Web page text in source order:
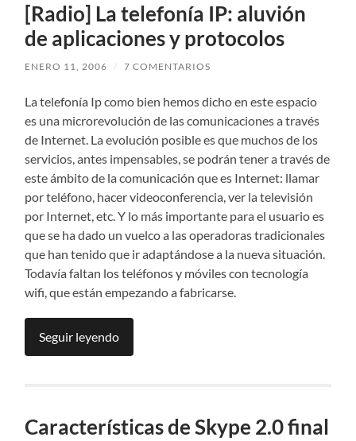
[Radio] La telefonía IP: aluvión
de aplicaciones y protocolos
ENERO 11, 2006 / 7 COMENTARIOS
La telefonía Ip como bien hemos dicho en este espacio
es una microrevolución de las comunicaciones a través
de Internet. La evolución posible es que muchos de los
servicios, antes impensables, se podrán tener a través de
este ámbito de la comunicación que es Internet: llamar
por teléfono, hacer videoconferencia, ver la televisión
por Internet, etc. Y lo más importante para el usuario es
que se ha dado un vuelco a las operadoras tradicionales
que han tenido que ir adaptándose a la nueva situación.
Todavía faltan los teléfonos y móviles con tecnología
wifi, que están empezando a fabricarse.
Seguir leyendo
Características de Skype 2.0 final